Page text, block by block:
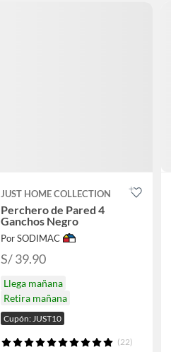
JUST HOME COLLECTION
Perchero de Pared 4
Ganchos Negro
Por SODIMAC
S/ 39.90
Llega mañana
Retira mañana
Cupón: JUST10
(22)